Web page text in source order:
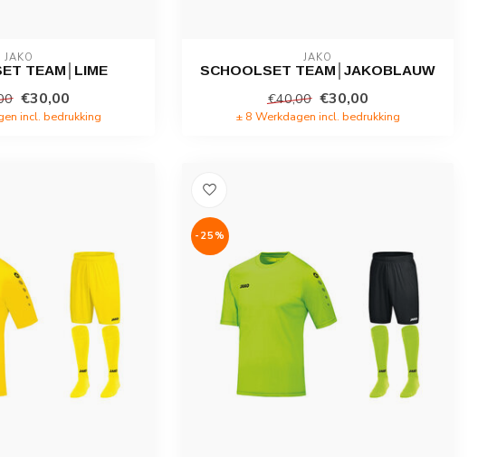
JAKO
TEAM│LIME
€30,00
incl. bedrukking
JAKO
SCHOOLSET TEAM│JAKOBLAUW
€40,00 €30,00
± 8 Werkdagen incl. bedrukking
-25%